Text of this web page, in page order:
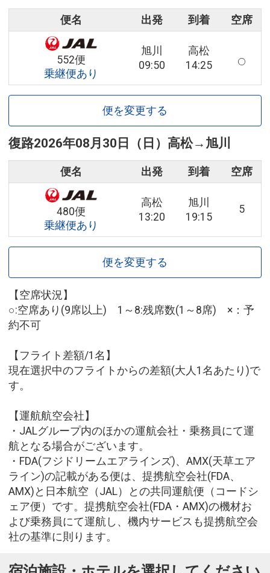
便名 出発 到着 空席
552便
乗継便あり
旭川
09:50
高松
14:25
便を変更する
復路2026年08月30日（日） 高松→ 旭川
便名 出発 到着 空席
480便
乗継便あり
高松
13:20
旭川
19:15
5
便を変更する
【空席状況】
○:空席あり(9席以上) 1～8:残席数(1～8席) ×：予
約不可
【フライト差額/1名】
現在選択中のフライトからの差額(大人1名あたり)で
す。
【運航航空会社】
・JALグループ内のほかの運航会社・乗務員にて運
航となる場合がございます。
・FDA(フジドリームエアラインズ)、AMX(天草エア
ライン)の記載がある便は、提携航空会社(FDA、
AMX)と日本航空（JAL）との共同運航便（コードシ
ェア便）です。提携航空会社(FDA・AMX)の機材お
よび乗務員にて運航し、機内サービスも提携航空会
社の基準に則ります。